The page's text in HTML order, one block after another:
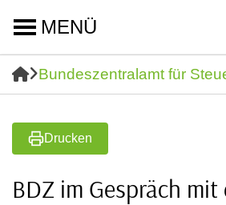
MENÜ
Bundeszentralamt für
Drucken
BDZ im Gespräch mit